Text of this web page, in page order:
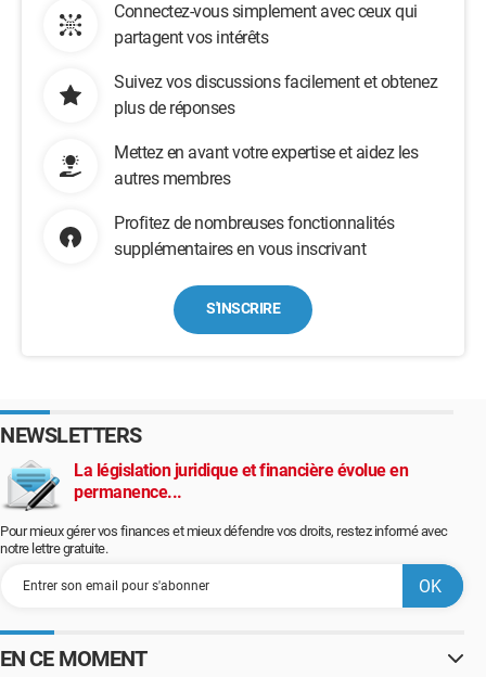
Connectez-vous simplement avec ceux qui
partagent vos intérêts
Suivez vos discussions facilement et obtenez
plus de réponses
Mettez en avant votre expertise et aidez les
autres membres
Profitez de nombreuses fonctionnalités
supplémentaires en vous inscrivant
S'INSCRIRE
NEWSLETTERS
La législation juridique et financière évolue en
permanence...
Pour mieux gérer vos finances et mieux défendre vos droits, restez informé avec
notre lettre gratuite.
EN CE MOMENT